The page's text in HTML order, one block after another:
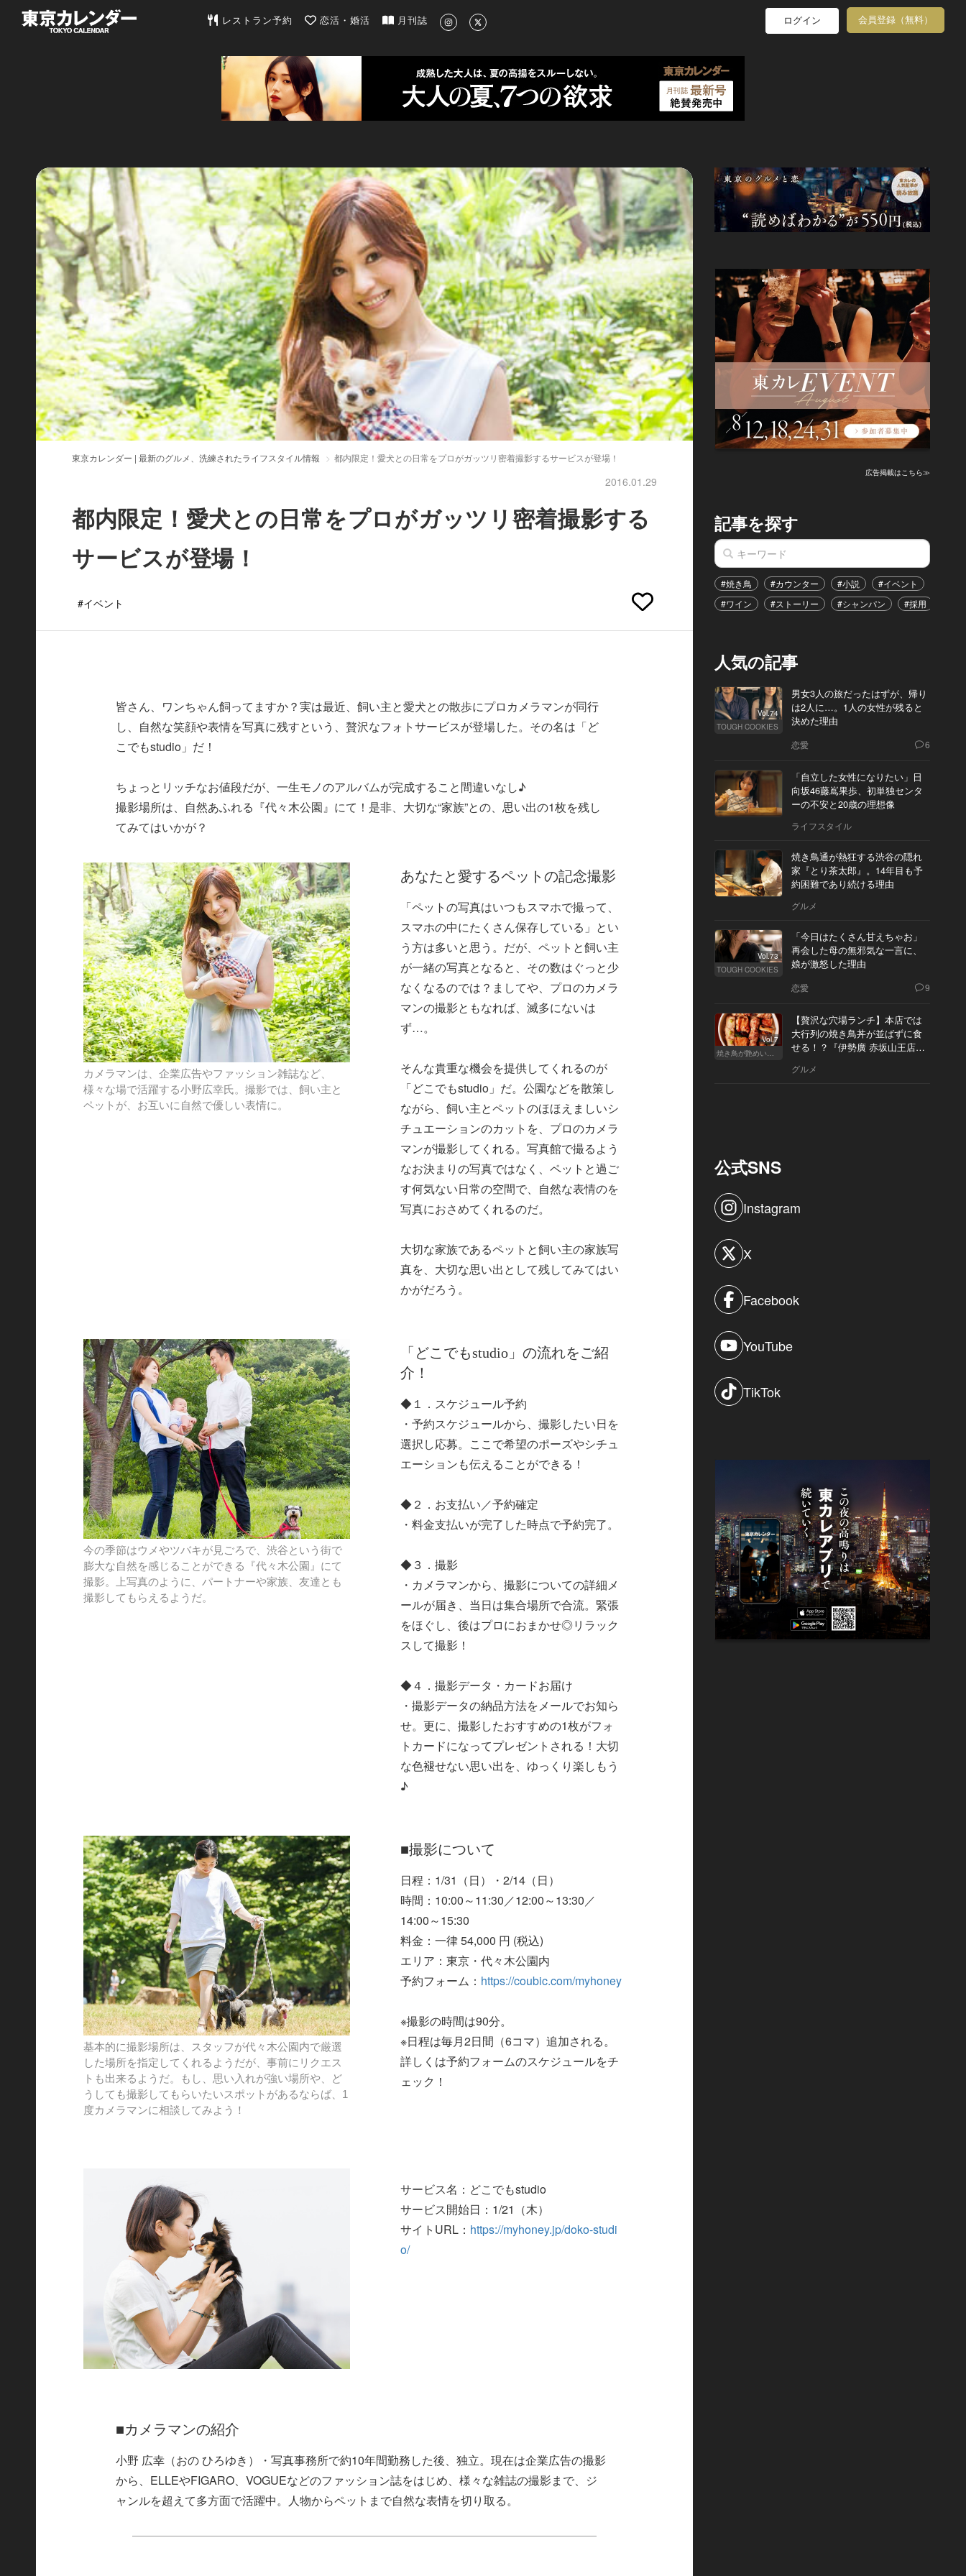
東京カレンダー | 最新のグルメ、洗練されたライフスタイル情報
レストラン予約 恋活・婚活 月刊誌 ログイン 会員登録（無料）
東京カレンダー | 最新のグルメ、洗練されたライフスタイル情報 都内限定！愛犬との日常をプロがガッツリ密着撮影するサービスが登場！
2016.01.29
都内限定！愛犬との日常をプロがガッツリ密着撮影する
サービスが登場！
#イベント
皆さん、ワンちゃん飼ってますか？実は最近、飼い主と愛犬との散歩にプロカメラマンが同行
し、自然な笑顔や表情を写真に残すという、贅沢なフォトサービスが登場した。その名は「ど
こでもstudio」だ！
ちょっとリッチなお値段だが、一生モノのアルバムが完成すること間違いなし♪
撮影場所は、自然あふれる『代々木公園』にて！是非、大切な“家族”との、思い出の1枚を残し
てみてはいかが？
カメラマンは、企業広告やファッション雑誌など、
様々な場で活躍する小野広幸氏。撮影では、飼い主と
ペットが、お互いに自然で優しい表情に。
あなたと愛するペットの記念撮影
「ペットの写真はいつもスマホで撮って、
スマホの中にたくさん保存している」とい
う方は多いと思う。だが、ペットと飼い主
が一緒の写真となると、その数はぐっと少
なくなるのでは？ましてや、プロのカメラ
マンの撮影ともなれば、滅多にないは
ず…。
そんな貴重な機会を提供してくれるのが
「どこでもstudio」だ。公園などを散策し
ながら、飼い主とペットのほほえましいシ
チュエーションのカットを、プロのカメラ
マンが撮影してくれる。写真館で撮るよう
なお決まりの写真ではなく、ペットと過ご
す何気ない日常の空間で、自然な表情のを
写真におさめてくれるのだ。
大切な家族であるペットと飼い主の家族写
真を、大切な思い出として残してみてはい
かがだろう。
今の季節はウメやツバキが見ごろで、渋谷という街で
膨大な自然を感じることができる『代々木公園』にて
撮影。上写真のように、パートナーや家族、友達とも
撮影してもらえるようだ。
「どこでもstudio」の流れをご紹
介！
◆１．スケジュール予約
・予約スケジュールから、撮影したい日を
選択し応募。ここで希望のポーズやシチュ
エーションも伝えることができる！
◆２．お支払い／予約確定
・料金支払いが完了した時点で予約完了。
◆３．撮影
・カメラマンから、撮影についての詳細メ
ールが届き、当日は集合場所で合流。緊張
をほぐし、後はプロにおまかせ◎リラック
スして撮影！
◆４．撮影データ・カードお届け
・撮影データの納品方法をメールでお知ら
せ。更に、撮影したおすすめの1枚がフォ
トカードになってプレゼントされる！大切
な色褪せない思い出を、ゆっくり楽しもう
♪
基本的に撮影場所は、スタッフが代々木公園内で厳選
した場所を指定してくれるようだが、事前にリクエス
トも出来るようだ。もし、思い入れが強い場所や、ど
うしても撮影してもらいたいスポットがあるならば、1
度カメラマンに相談してみよう！
■撮影について
日程：1/31（日）・2/14（日）
時間：10:00～11:30／12:00～13:30／
14:00～15:30
料金：一律 54,000 円 (税込)
エリア：東京・代々木公園内
予約フォーム： https://coubic.com/myhoney
※撮影の時間は90分。
※日程は毎月2日間（6コマ）追加される。
詳しくは予約フォームのスケジュールをチ
ェック！
サービス名：どこでもstudio
サービス開始日：1/21（木）
サイトURL： https://myhoney.jp/doko-studi
o/
■カメラマンの紹介
小野 広幸（おの ひろゆき）・写真事務所で約10年間勤務した後、独立。現在は企業広告の撮影
から、ELLEやFIGARO、VOGUEなどのファッション誌をはじめ、様々な雑誌の撮影まで、ジ
ャンルを超えて多方面で活躍中。人物からペットまで自然な表情を切り取る。
広告掲載はこちら≫
記事を探す
#焼き鳥 #カウンター #小説 #イベント
#ワイン
#ストーリー #シャンパン #採用
人気の記事
Vol.74
TOUGH COOKIES
男女3人の旅だったはずが、帰り
は2人に…。1人の女性が残ると
決めた理由
恋愛 6
「自立した女性になりたい」日
向坂46藤嶌果歩、初単独センタ
ーの不安と20歳の理想像
ライフスタイル
焼き鳥通が熱狂する渋谷の隠れ
家『とり茶太郎』。14年目も予
約困難であり続ける理由
グルメ
Vol.73
TOUGH COOKIES
「今日はたくさん甘えちゃお」
再会した母の無邪気な一言に、
娘が激怒した理由
恋愛 9
Vol.7
焼き鳥が艶めいてきた
【贅沢な穴場ランチ】本店では
大行列の焼き鳥丼が並ばずに食
せる！？『伊勢廣 赤坂山王店』
グルメ
公式SNS
Instagram
X
Facebook
YouTube
TikTok